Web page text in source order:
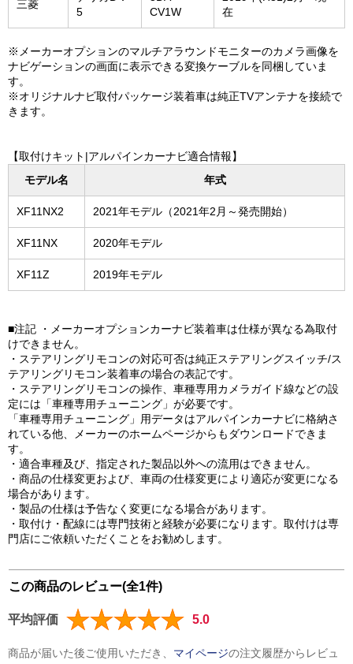
三菱
5
CV1W
在
※メーカーオプションのマルチアラウンドモニターのカメラ画像を
ナビゲーションの画面に表示できる変換ケーブルを同梱していま
す。
※オリジナルナビ取付パッケージ装着車は純正TVアンテナを接続で
きます。
【取付けキット|アルパインカーナビ適合情報】
モデル名
年式
XF11NX2 2021年モデル（2021年2月～発売開始）
XF11NX 2020年モデル
XF11Z 2019年モデル
■注記 ・メーカーオプションカーナビ装着車は仕様が異なる為取付
けできません。
・ステアリングリモコンの対応可否は純正ステアリングスイッチ/ス
テアリングリモコン装着車の場合の表記です。
・ステアリングリモコンの操作、車種専用カメラガイド線などの設
定には「車種専用チューニング」が必要です。
「車種専用チューニング」用データはアルパインカーナビに格納さ
れている他、メーカーのホームページからもダウンロードできま
す。
・適合車種及び、指定された製品以外への流用はできません。
・商品の仕様変更および、車両の仕様変更により適応が変更になる
場合があります。
・製品の仕様は予告なく変更になる場合があります。
・取付け・配線には専門技術と経験が必要になります。取付けは専
門店にご依頼いただくことをお勧めします。
この商品のレビュー(全1件)
平均評価 5.0
商品が届いた後ご使用いただき、 マイページの注文履歴からレビュ